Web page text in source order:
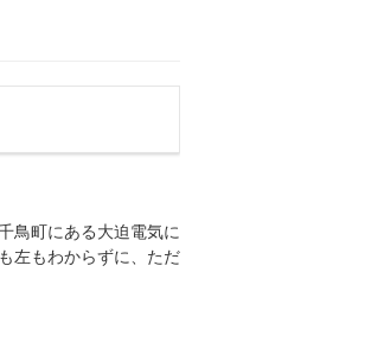
鳥町にある大迫電気に
左もわからずに、ただ